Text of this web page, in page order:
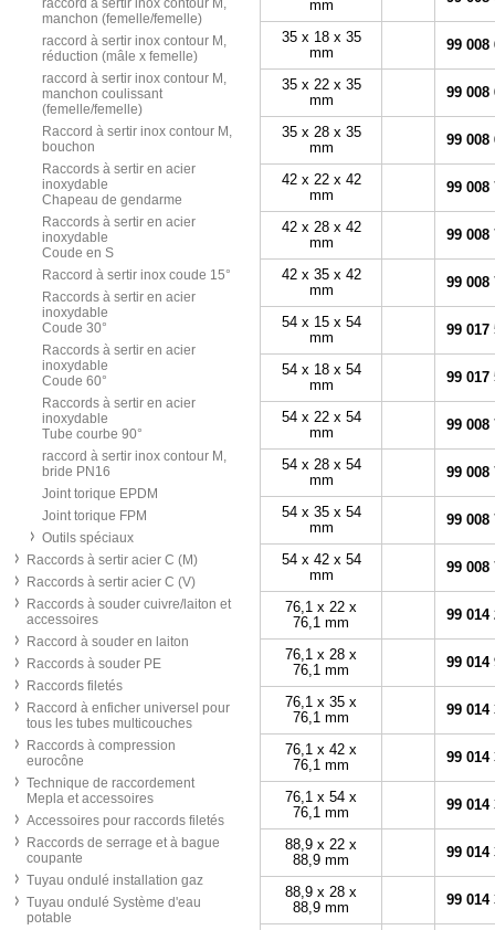
raccord à sertir inox contour M,
manchon (femelle/femelle)
raccord à sertir inox contour M,
réduction (mâle x femelle)
raccord à sertir inox contour M,
manchon coulissant
(femelle/femelle)
Raccord à sertir inox contour M,
bouchon
Raccords à sertir en acier
inoxydable
Chapeau de gendarme
Raccords à sertir en acier
inoxydable
Coude en S
Raccord à sertir inox coude 15°
Raccords à sertir en acier
inoxydable
Coude 30°
Raccords à sertir en acier
inoxydable
Coude 60°
Raccords à sertir en acier
inoxydable
Tube courbe 90°
raccord à sertir inox contour M,
bride PN16
Joint torique EPDM
Joint torique FPM
Outils spéciaux
Raccords à sertir acier C (M)
Raccords à sertir acier C (V)
Raccords à souder cuivre/laiton et
accessoires
Raccord à souder en laiton
Raccords à souder PE
Raccords filetés
Raccord à enficher universel pour
tous les tubes multicouches
Raccords à compression
eurocône
Technique de raccordement
Mepla et accessoires
Accessoires pour raccords filetés
Raccords de serrage et à bague
coupante
Tuyau ondulé installation gaz
Tuyau ondulé Système d'eau
potable
mm
35 x 18 x 35
mm
99 008
35 x 22 x 35
mm
99 008
35 x 28 x 35
mm
99 008
42 x 22 x 42
mm
99 008
42 x 28 x 42
mm
99 008
42 x 35 x 42
mm
99 008
54 x 15 x 54
mm
99 017
54 x 18 x 54
mm
99 017
54 x 22 x 54
mm
99 008
54 x 28 x 54
mm
99 008
54 x 35 x 54
mm
99 008
54 x 42 x 54
mm
99 008
76,1 x 22 x
76,1 mm
99 014
76,1 x 28 x
76,1 mm
99 014
76,1 x 35 x
76,1 mm
99 014
76,1 x 42 x
76,1 mm
99 014
76,1 x 54 x
76,1 mm
99 014
88,9 x 22 x
88,9 mm
99 014
88,9 x 28 x
88,9 mm
99 014